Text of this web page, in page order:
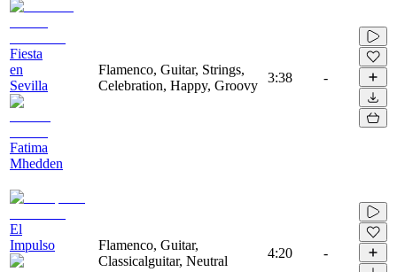
Fiesta
en
Sevilla
Fatima
Mhedden
Flamenco, Guitar, Strings,
Celebration, Happy, Groovy
3:38 -
El
Impulso
Flamenco, Guitar,
Classicalguitar, Neutral
4:20 -